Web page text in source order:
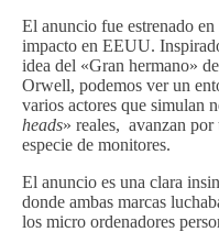
El anuncio fue estrenado
impacto en EEUU.
idea del «Gran hermano»
Orwell, podemos ver un
varios actores que simulan
heads» reales, avanzan
especie de monitores.
El anuncio es una clara
donde ambas marcas
los micro ordenadores